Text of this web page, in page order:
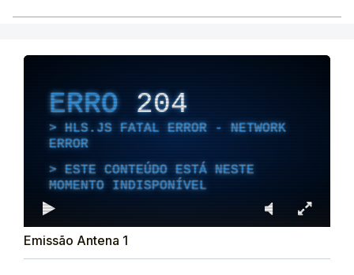
ERRO204
HLS.JS FATAL ERROR - NETWORK
ERROR
ESTE CONTEÚDO ESTÁ NESTE
MOMENTO INDISPONÍVEL
Emissão Antena 1